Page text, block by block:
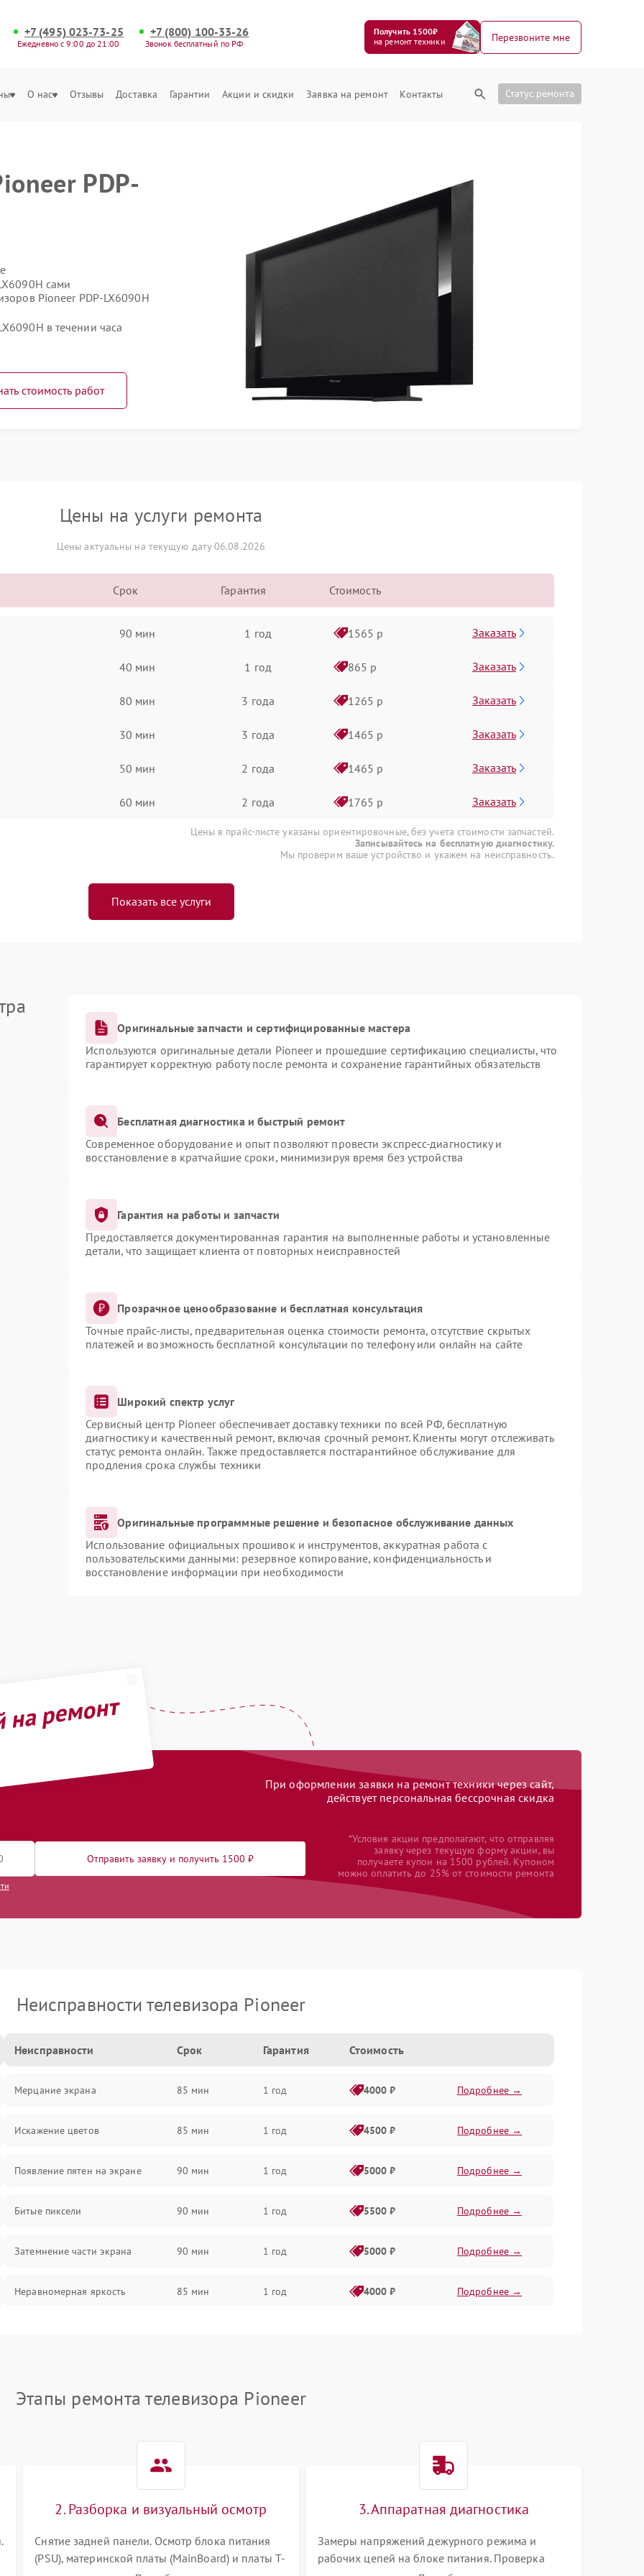
+7 (495) 023-73-25
Ежедневно с 9:00 до 21:00
+7 (800) 100-33-26
Звонок бесплатный по РФ
Получить 1500₽
на ремонт техники
Перезвоните мне
О нас Отзывы Доставка Гарантии Акции и скидки Заявка на ремонт Контакты Статус ремонта
PDP-
сами
Pioneer PDP-LX6090H
в течении часа
стоимость работ
Цены на услуги ремонта
Цены актуальны на текущую дату 06.08.2026
Срок Гарантия Стоимость
90 мин 1 год 1565 р Заказать
40 мин 1 год 865 р Заказать
80 мин 3 года 1265 р Заказать
30 мин 3 года 1465 р Заказать
50 мин 2 года 1465 р Заказать
60 мин 2 года 1765 р Заказать
Цены в прайс-листе указаны ориентировочные, без учета стоимости запчастей.
Записывайтесь на бесплатную диагностику.
Мы проверим ваше устройство и укажем на неисправность.
Показать все услуги
Оригинальные запчасти и сертифицированные мастера
Используются оригинальные детали Pioneer и прошедшие сертификацию специалисты, что
гарантирует корректную работу после ремонта и сохранение гарантийных обязательств
Бесплатная диагностика и быстрый ремонт
Современное оборудование и опыт позволяют провести экспресс-диагностику и
восстановление в кратчайшие сроки, минимизируя время без устройства
Гарантия на работы и запчасти
Предоставляется документированная гарантия на выполненные работы и установленные
детали, что защищает клиента от повторных неисправностей
Прозрачное ценообразование и бесплатная консультация
Точные прайс-листы, предварительная оценка стоимости ремонта, отсутствие скрытых
платежей и возможность бесплатной консультации по телефону или онлайн на сайте
Широкий спектр услуг
Сервисный центр Pioneer обеспечивает доставку техники по всей РФ, бесплатную
диагностику и качественный ремонт, включая срочный ремонт. Клиенты могут отслеживать
статус ремонта онлайн. Также предоставляется постгарантийное обслуживание для
продления срока службы техники
Оригинальные программные решение и безопасное обслуживание данных
Использование официальных прошивок и инструментов, аккуратная работа с
пользовательскими данными: резервное копирование, конфиденциальность и
восстановление информации при необходимости
ремонт
При оформлении заявки на ремонт техники через сайт,
действует персональная бессрочная скидка
Отправить заявку и получить 1500 ₽
*Условия акции предполагают, что отправляя
заявку через текущую форму акции, вы
получаете купон на 1500 рублей. Купоном
можно оплатить до 25% от стоимости ремонта
Неисправности телевизора Pioneer
Неисправности Срок Гарантия Стоимость
Мерцание экрана 85 мин 1 год 4000 ₽ Подробнее →
Искажение цветов 85 мин 1 год 4500 ₽ Подробнее →
Появление пятен на экране 90 мин 1 год 5000 ₽ Подробнее →
Битые пиксели 90 мин 1 год 5500 ₽ Подробнее →
Затемнение части экрана 90 мин 1 год 5000 ₽ Подробнее →
Неравномерная яркость 85 мин 1 год 4000 ₽ Подробнее →
Этапы ремонта телевизора Pioneer
2. Разборка и визуальный осмотр
Снятие задней панели. Осмотр блока питания
(PSU), материнской платы (MainBoard) и платы T-
3. Аппаратная диагностика
Замеры напряжений дежурного режима и
рабочих цепей на блоке питания. Проверка